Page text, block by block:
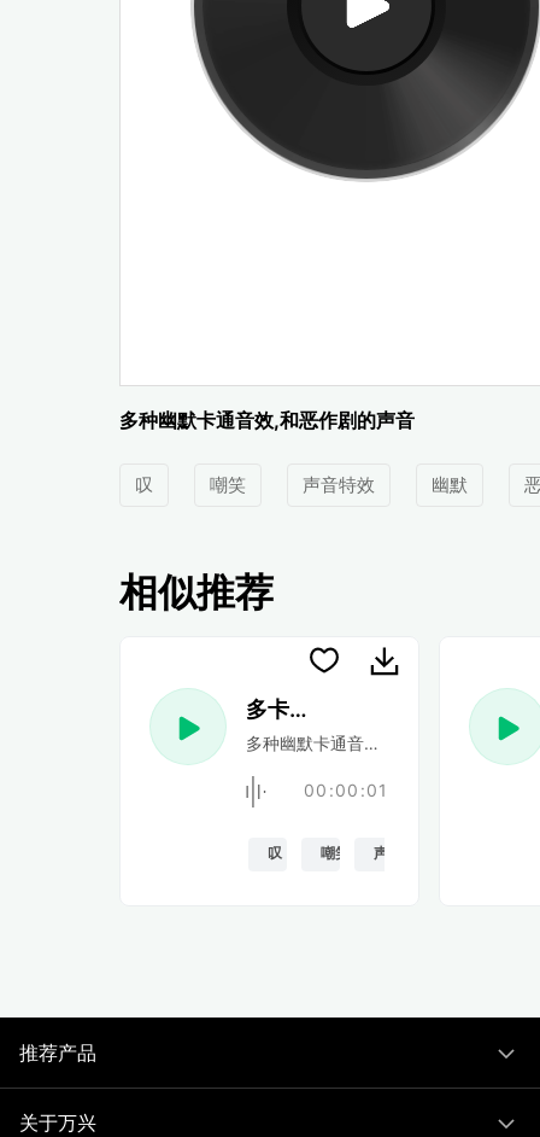
多种幽默卡通音效,和恶作剧的声音
叹 嘲笑 声音特效 幽默
相似推荐
多卡通声音 37
多种幽默卡通音效,和恶作剧的声音
00:00:01
叹 嘲笑 声音特效
推荐产品
关于万兴